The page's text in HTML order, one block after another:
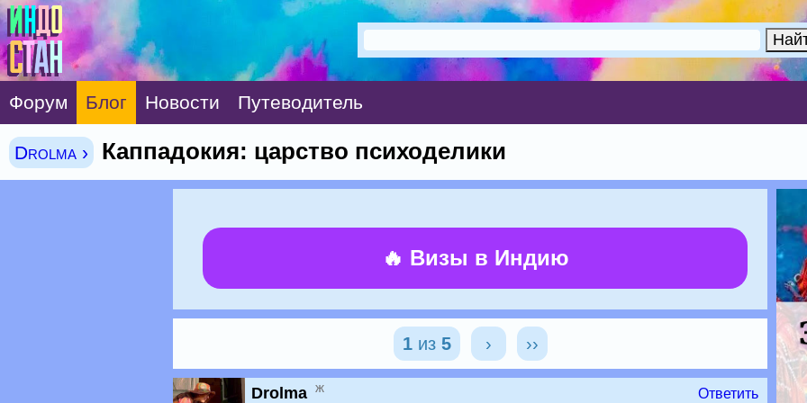
Форум Блог Новости Путеводитель
Drolma › Каппадокия: царство психоделики
🔥 Визы в Индию
1из 5 › ››
Drolma ж Ответить